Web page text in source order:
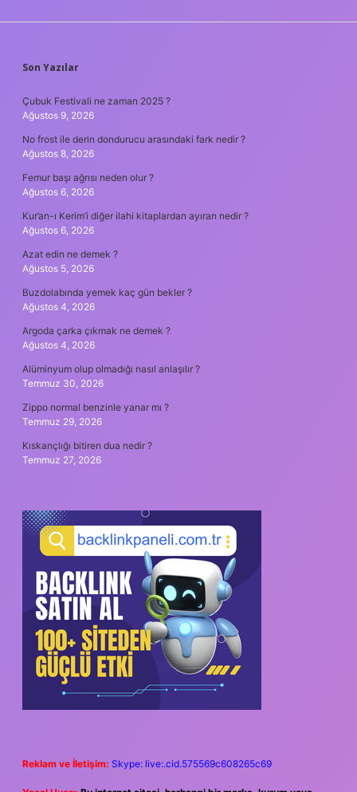
SIDEBAR
Son Yazılar
Çubuk Festivali ne zaman 2025 ?
Ağustos 9, 2026
No frost ile derin dondurucu arasındaki fark nedir ?
Ağustos 8, 2026
Femur başı ağrısı neden olur ?
Ağustos 6, 2026
Kur’an-ı Kerim’i diğer ilahi kitaplardan ayıran nedir ?
Ağustos 6, 2026
Azat edin ne demek ?
Ağustos 5, 2026
Buzdolabında yemek kaç gün bekler ?
Ağustos 4, 2026
Argoda çarka çıkmak ne demek ?
Ağustos 4, 2026
Alüminyum olup olmadığı nasıl anlaşılır ?
Temmuz 30, 2026
Zippo normal benzinle yanar mı ?
Temmuz 29, 2026
Kıskançlığı bitiren dua nedir ?
Temmuz 27, 2026
Reklam ve İletişim: Skype: live:.cid.575569c608265c69